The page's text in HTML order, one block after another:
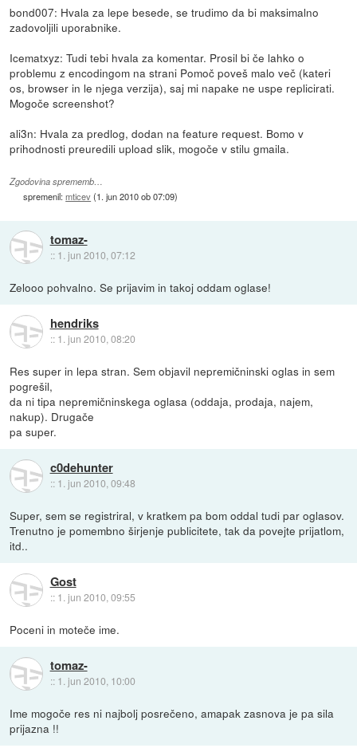
bond007: Hvala za lepe besede, se trudimo da bi maksimalno
zadovoljili uporabnike.
Icematxyz: Tudi tebi hvala za komentar. Prosil bi če lahko o
problemu z encodingom na strani Pomoč poveš malo več (kateri
os, browser in le njega verzija), saj mi napake ne uspe replicirati.
Mogoče screenshot?
ali3n: Hvala za predlog, dodan na feature request. Bomo v
prihodnosti preuredili upload slik, mogoče v stilu gmaila.
Zgodovina sprememb…
spremenil:mticev(1. jun 2010 ob 07:09)
tomaz-
:: 1. jun 2010, 07:12
Zelooo pohvalno. Se prijavim in takoj oddam oglase!
hendriks
:: 1. jun 2010, 08:20
Res super in lepa stran. Sem objavil nepremičninski oglas in sem
pogrešil,
da ni tipa nepremičninskega oglasa (oddaja, prodaja, najem,
nakup). Drugače
pa super.
c0dehunter
:: 1. jun 2010, 09:48
Super, sem se registriral, v kratkem pa bom oddal tudi par oglasov.
Trenutno je pomembno širjenje publicitete, tak da povejte prijatlom,
itd..
Gost
:: 1. jun 2010, 09:55
Poceni in moteče ime.
tomaz-
:: 1. jun 2010, 10:00
Ime mogoče res ni najbolj posrečeno, amapak zasnova je pa sila
prijazna !!